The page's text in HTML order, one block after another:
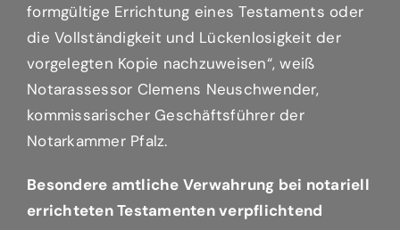
formgültige Errichtung eines Testaments oder
die Vollständigkeit und Lückenlosigkeit der
vorgelegten Kopie nachzuweisen“, weiß
Notarassessor Clemens Neuschwender,
kommissarischer Geschäftsführer der
Notarkammer Pfalz.
Besondere amtliche Verwahrung bei notariell
errichteten Testamenten verpflichtend